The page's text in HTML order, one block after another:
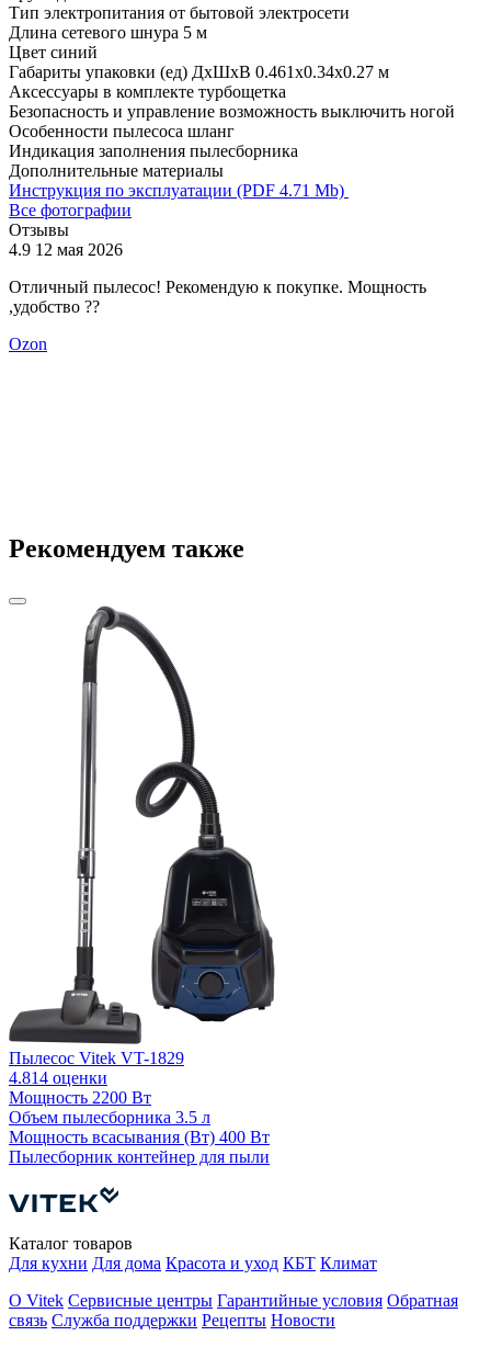
Тип электропитания от бытовой электросети
Длина сетевого шнура 5 м
Цвет синий
Габариты упаковки (ед) ДхШхВ 0.461x0.34x0.27 м
Аксессуары в комплекте турбощетка
Безопасность и управление возможность выключить ногой
Особенности пылесоса шланг
Индикация заполнения пылесборника
Дополнительные материалы
Инструкция по эксплуатации (PDF 4.71 Mb)
Все фотографии
Отзывы
4.9 12 мая 2026
Отличный пылесос! Рекомендую к покупке. Мощность
,удобство ??
Ozon
Рекомендуем также
Пылесос Vitek VT-1829
4.814 оценки
Мощность 2200 Вт
Объем пылесборника 3.5 л
Мощность всасывания (Вт) 400 Вт
Пылесборник контейнер для пыли
Каталог товаров
Для кухни Для дома Красота и уход КБТ Климат
О Vitek Сервисные центры Гарантийные условия Обратная
связь Служба поддержки Рецепты Новости